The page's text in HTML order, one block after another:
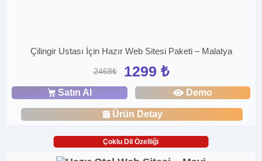
Çilingir Ustası İçin Hazır Web Sitesi Paketi – Malatya
2468₺ 1299 ₺
Satın Al Demo
Ürün Detay
Çoklu Dil Özelliği